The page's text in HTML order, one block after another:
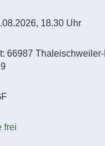
18.30 Uhr
66987
frei